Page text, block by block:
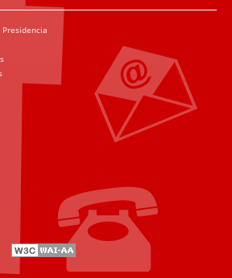
Presidencia